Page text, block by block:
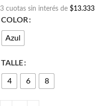
3 cuotas sin interés de $13.333
COLOR
Azul
TALLE
4 6 8